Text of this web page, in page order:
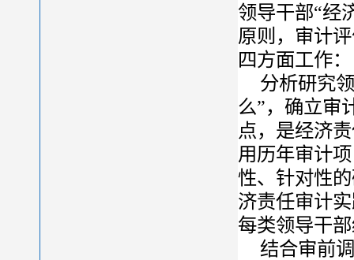
领导干部“经
原则，审计
四方面工作：
分析研究
么”，确立审
点，是经济
用历年审计
性、针对性
济责任审计
每类领导干
结合审前